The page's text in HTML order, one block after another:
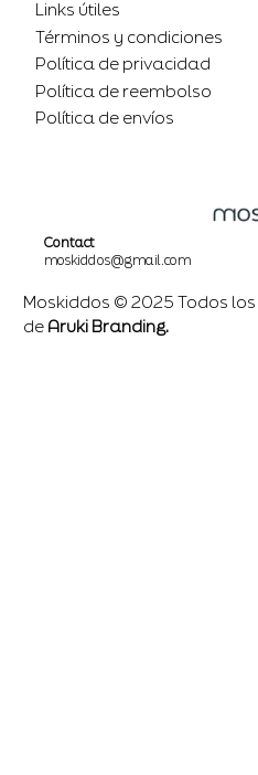
Links útiles
Términos y condiciones
Política de privacidad
Política de reembolso
Política de envíos
Contact
moskiddos@gmail.com
Moskiddos © 2025 Todos
de Aruki Branding.